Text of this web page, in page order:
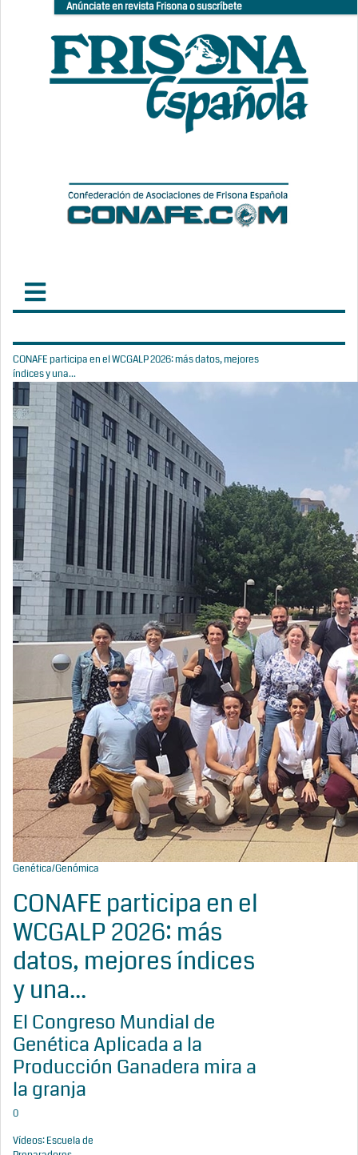
Anúnciate en revista Frisona o suscríbete
CONAFE participa en el WCGALP 2026: más datos, mejores
índices y una...
Genética/Genómica
CONAFE participa en el
WCGALP 2026: más
datos, mejores índices
y una...
El Congreso Mundial de
Genética Aplicada a la
Producción Ganadera mira a
la granja
0
Vídeos: Escuela de